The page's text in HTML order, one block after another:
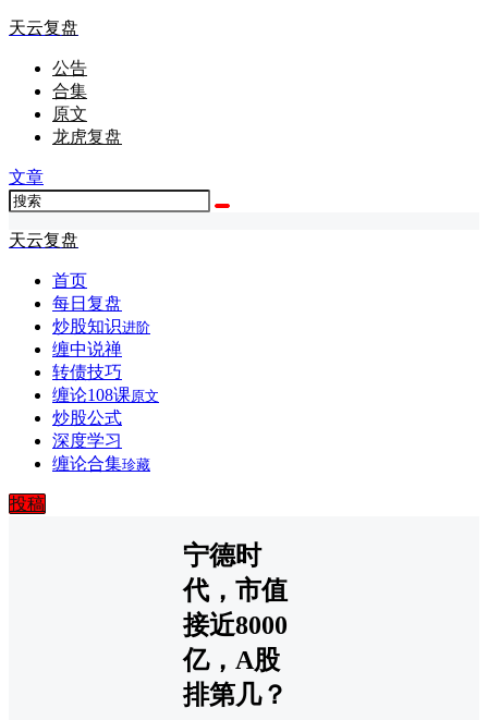
天云复盘
公告
合集
原文
龙虎复盘
文章
天云复盘
首页
每日复盘
炒股知识进阶
缠中说禅
转债技巧
缠论108课原文
炒股公式
深度学习
缠论合集珍藏
投稿
宁德时
代，市值
接近8000
亿，A股
排第几？